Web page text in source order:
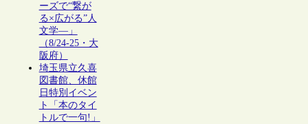
ーズで“繋が
る×広がる”人
文学―」
（8/24-25・大
阪府）
埼玉県立久喜
図書館、休館
日特別イベン
ト「本のタイ
トルで一句!」